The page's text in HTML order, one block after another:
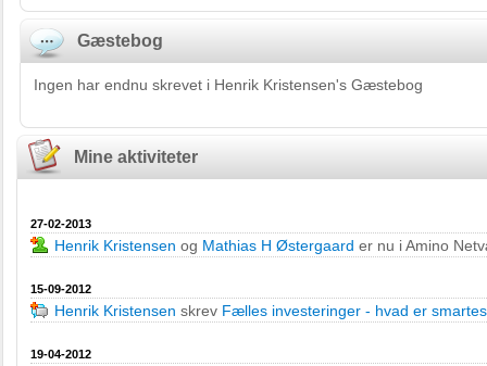
Gæstebog
Ingen har endnu skrevet i Henrik Kristensen's Gæstebog
Mine aktiviteter
27-02-2013
Henrik Kristensen og Mathias H Østergaard er nu i Amino
15-09-2012
Henrik Kristensen skrev Fælles investeringer - hvad er
19-04-2012